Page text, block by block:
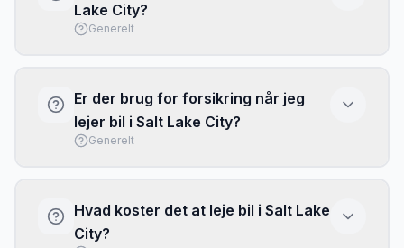
Lake City?
Generelt
brændstofeffektiv. Vælg større bil kun hvis du
har meget bagage eller mange passagerer.
Er der brug for forsikring når jeg
lejer bil i Salt Lake City?
Generelt
at købe fuld dækning eller brug dit kreditkorts
rejseforsikring. Tjek altid hvad der er
Hvad koster det at leje bil i Salt Lake
City?